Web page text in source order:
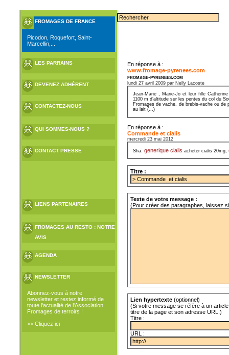
FROMAGES DE FRANCE
Picodon, Roquefort, Saint-
Marcellin,...
LES PARRAINS
DEVENEZ ADHÉRENT
CONTACTEZ-NOUS
QUI SOMMES-NOUS ?
CONTACT PRESSE
LIENS PARTENAIRES
FROMAGES AU RESTO : NOTRE
AVIS
AGENDA
NEWSLETTER
Abonnez-vous à notre
newsletter et restez informé de
toute l'actualité de l'Association
Fromages de terroirs !
>> Cliquez ici
En réponse à :
www.fromage-pyrenees.com
fromage-pyrenees.com
lundi 27 avril 2009 par Nelly Lacoste
Jean-Marie , Marie-Jo et leur fille
1100 m d’altitude sur les pentes du col du
Fromages de vache, de brebis-vache ou
au lait (...)
En réponse à :
Commande et cialis
mercredi 23 mai 2012
Sha.generique cialis acheter cialis 20mg,
Titre :
Texte de votre message :
(Pour créer des paragraphes, laissez
Lien hypertexte (optionnel)
(Si votre message se réfère à un
titre de la page et son adresse URL.)
Titre :
URL :